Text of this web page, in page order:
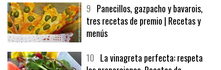
9Panecillos, gazpacho y bavarois,
tres recetas de premio | Recetas y
menús